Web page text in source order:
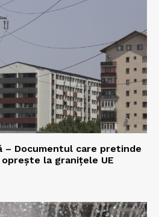
– Documentul care pretinde
la granițele UE